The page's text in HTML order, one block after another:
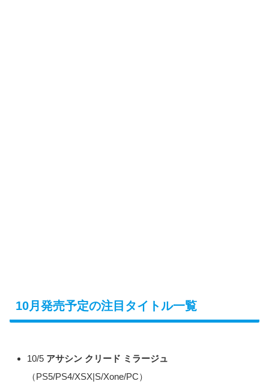
10月発売予定の注目タイトル一覧
10/5 アサシン クリード ミラージュ
（PS5/PS4/XSX|S/Xone/PC）